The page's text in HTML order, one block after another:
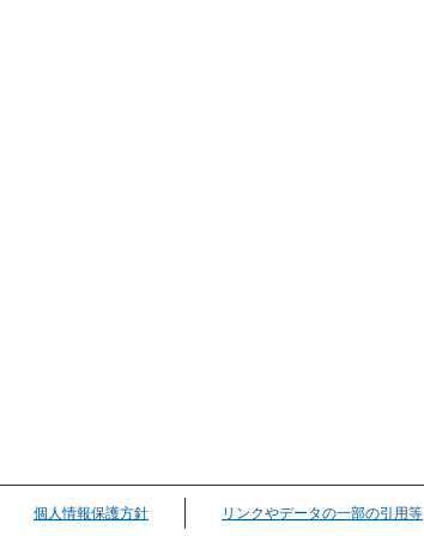
個人情報保護方針 リンクやデータの一部の引用等